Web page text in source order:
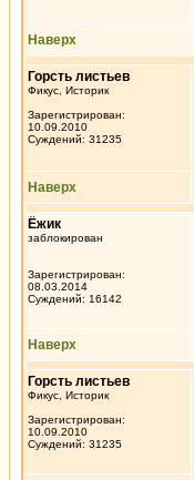
Наверх
Горсть листьев
Фикус, Историк
Зарегистрирован:
10.09.2010
Суждений: 31235
Наверх
Ёжик
заблокирован
Зарегистрирован:
08.03.2014
Суждений: 16142
Наверх
Горсть листьев
Фикус, Историк
Зарегистрирован:
10.09.2010
Суждений: 31235